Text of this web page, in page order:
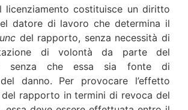
licenziamento costituisce un diritto
datore di lavoro che determina il
del rapporto, senza necessità di
di volontà da parte del
senza che essa sia fonte di
danno. Per provocare l’effetto
rapporto in termini di revoca del